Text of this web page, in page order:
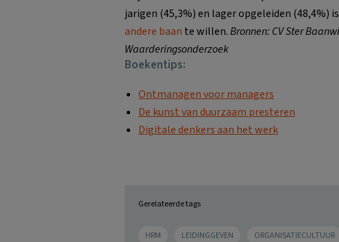
jarigen (45,3%) en lager opgeleiden (48,4%)
andere baan te willen.Bronnen: CV Ster
Waarderingsonderzoek
Boekentips:
Ontmanagen voor managers
De kunst van duurzaam presteren
Digitale denkers aan het werk
Gerelateerde tags
HRM LEIDINGGEVEN ORGANISATIECULTUUR